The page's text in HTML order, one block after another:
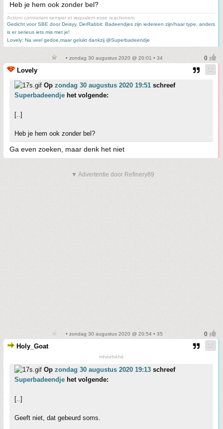
Heb je hem ook zonder bel?
Actioni contrariam semper et æqualem esse reactionem
Gedicht voor SBE door Deisyy, DerRabbit: Badeendjes zijn iedereen zijn/haar type, anders
is er serieus iets mis met je!
Lovely: Na veel gedoe,maar gelukt dankzij @Superbadeendje
• zondag 30 augustus 2020 @ 20:01 • 34
Lovely
Op zondag 30 augustus 2020 19:51 schreef
Superbadeendje het volgende:
[..]
Heb je hem ook zonder bel?
Ga even zoeken, maar denk het niet
▼ Advertentie door Refinery89
• zondag 30 augustus 2020 @ 20:54 • 35
Holy_Goat
mhèèhèhè
Op zondag 30 augustus 2020 19:13 schreef
Superbadeendje het volgende:
[..]
Geeft niet, dat gebeurd soms.